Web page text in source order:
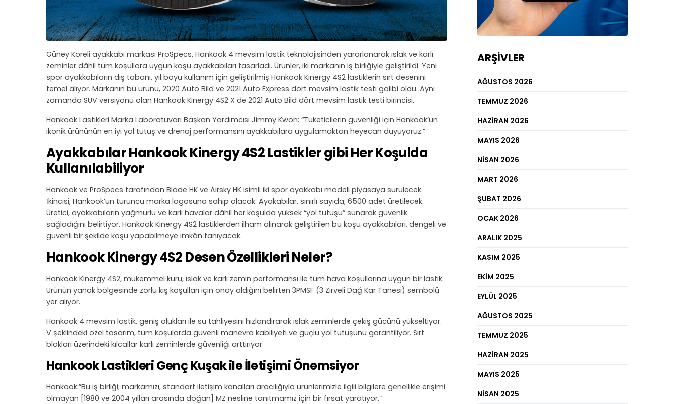
Güney Koreli ayakkabı markası ProSpecs, Hankook 4 mevsim lastik teknolojisinden yararlanarak ıslak ve karlı
zeminler dâhil tüm koşullara uygun koşu ayakkabıları tasarladı. Ürünler, iki markanın iş birliğiyle geliştirildi. Yeni
spor ayakkabıların dış tabanı, yıl boyu kullanım için geliştirilmiş Hankook Kinergy 4S2 lastiklerin sırt desenini
temel alıyor. Markanın bu ürünü, 2020 Auto Bild ve 2021 Auto Express dört mevsim lastik testi galibi oldu. Aynı
zamanda SUV versiyonu olan Hankook Kinergy 4S2 X de 2021 Auto Bild dört mevsim lastik testi birincisi.
Hankook Lastikleri Marka Laboratuvarı Başkan Yardımcısı Jimmy Kwon: “Tüketicilerin güvenliği için Hankook’un
ikonik ürününün en iyi yol tutuş ve drenaj performansını ayakkabılara uygulamaktan heyecan duyuyoruz.”
Ayakkabılar Hankook Kinergy 4S2 Lastikler gibi Her Koşulda
Kullanılabiliyor
Hankook ve ProSpecs tarafından Blade HK ve Airsky HK isimli iki spor ayakkabı modeli piyasaya sürülecek.
İkincisi, Hankook’un turuncu marka logosuna sahip olacak. Ayakabılar, sınırlı sayıda; 6500 adet üretilecek.
Üretici, ayakkabıların yağmurlu ve karlı havalar dâhil her koşulda yüksek “yol tutuşu” sunarak güvenlik
sağladığını belirtiyor. Hankook Kinergy 4S2 lastiklerden ilham alınarak geliştirilen bu koşu ayakkabıları, dengeli ve
güvenli bir şekilde koşu yapabilmeye imkân tanıyacak.
Hankook Kinergy 4S2 Desen Özellikleri Neler?
Hankook Kinergy 4S2, mükemmel kuru, ıslak ve karlı zemin performansı ile tüm hava koşullarına uygun bir lastik.
Ürünün yanak bölgesinde zorlu kış koşulları için onay aldığını belirten 3PMSF (3 Zirveli Dağ Kar Tanesi) sembolü
yer alıyor.
Hankook 4 mevsim lastik, geniş olukları ile su tahliyesini hızlandırarak ıslak zeminlerde çekiş gücünü yükseltiyor.
V şeklindeki özel tasarım, tüm koşularda güvenli manevra kabiliyeti ve güçlü yol tutuşunu garantiliyor. Sırt
blokları üzerindeki kılcallar karlı zeminlerde güvenliği arttırıyor.
Hankook Lastikleri Genç Kuşak ile İletişimi Önemsiyor
Hankook:”Bu iş birliği; markamızı, standart iletişim kanalları aracılığıyla ürünlerimizle ilgili bilgilere genellikle erişimi
olmayan [1980 ve 2004 yılları arasında doğan] MZ nesline tanıtmamız için bir fırsat yaratıyor.”
ARŞIVLER
AĞUSTOS 2026
TEMMUZ 2026
HAZIRAN 2026
MAYIS 2026
NISAN 2026
MART 2026
ŞUBAT 2026
OCAK 2026
ARALIK 2025
KASIM 2025
EKIM 2025
EYLÜL 2025
AĞUSTOS 2025
TEMMUZ 2025
HAZIRAN 2025
MAYIS 2025
NISAN 2025